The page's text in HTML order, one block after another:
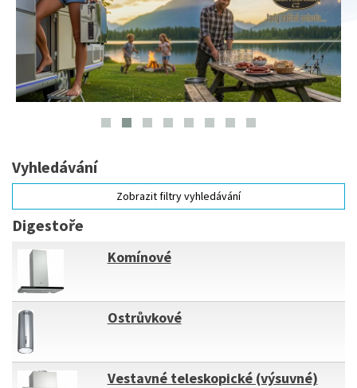
Vyhledávání
Zobrazit filtry vyhledávání
Digestoře
Komínové
Ostrůvkové
Vestavné teleskopické (výsuvné)